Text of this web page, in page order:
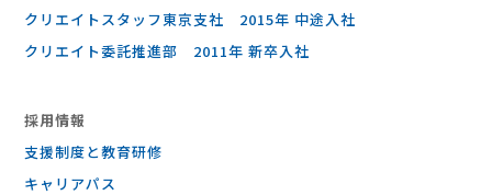
クリエイトスタッフ東京支社 2015年 中途入社
クリエイト委託推進部 2011年 新卒入社
採⽤情報
支援制度と教育研修
キャリアパス